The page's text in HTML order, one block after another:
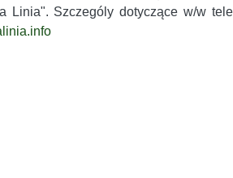
Linia". Szczególy dotyczące w/w